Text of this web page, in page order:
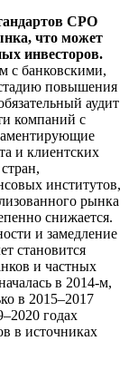
СРО
что может
инвесторов.
с банковскими,
повышения
аудит
компаний с
и клиентских
институтов,
рынка
снижается.
и замедление
становится
и частных
в 2014-м,
в 2015–2017
годах
в источниках